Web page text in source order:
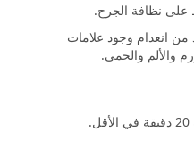
على نظافة الجرح.
انعدام وجود علامات
والألم والحمى.